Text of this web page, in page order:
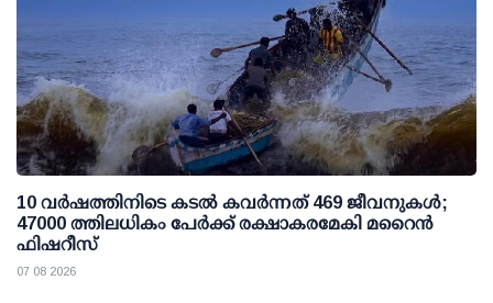
10 വര്‍ഷത്തിനിടെ കടല്‍ കവര്‍ന്നത് 469 ജീവനുകള്‍;
47000 ത്തിലധികം പേര്‍ക്ക് രക്ഷാകരമേകി മറൈന്‍
ഫിഷറീസ്
07 08 2026